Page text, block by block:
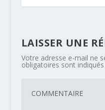
LAISSER UNE
Votre adresse e-mail ne
obligatoires sont